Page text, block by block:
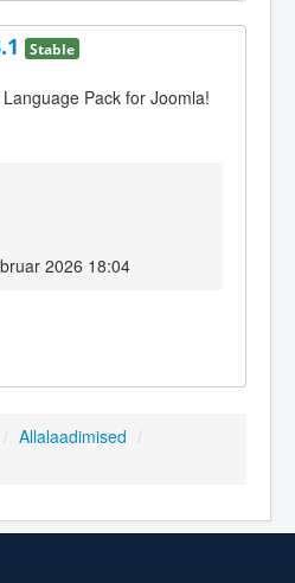
Stable
Pack for Joomla!
2026 18:04
/ Allalaadimised /